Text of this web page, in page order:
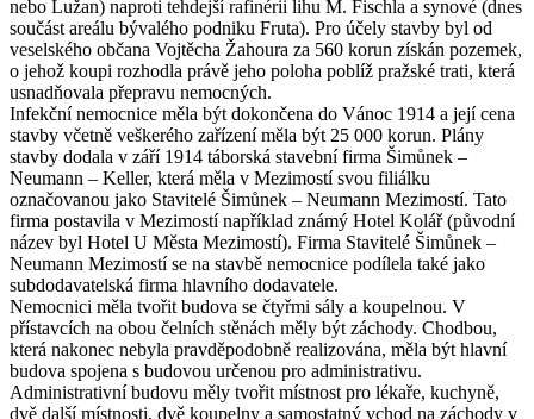
nebo Lužan) naproti tehdejší rafinérii lihu M. Fischla a synové (dnes
součást areálu bývalého podniku Fruta). Pro účely stavby byl od
veselského občana Vojtěcha Žahoura za 560 korun získán pozemek,
o jehož koupi rozhodla právě jeho poloha poblíž pražské trati, která
usnadňovala přepravu nemocných.
Infekční nemocnice měla být dokončena do Vánoc 1914 a její cena
stavby včetně veškerého zařízení měla být 25 000 korun. Plány
stavby dodala v září 1914 táborská stavební firma Šimůnek –
Neumann – Keller, která měla v Mezimostí svou filiálku
označovanou jako Stavitelé Šimůnek – Neumann Mezimostí. Tato
firma postavila v Mezimostí například známý Hotel Kolář (původní
název byl Hotel U Města Mezimostí). Firma Stavitelé Šimůnek –
Neumann Mezimostí se na stavbě nemocnice podílela také jako
subdodavatelská firma hlavního dodavatele.
Nemocnici měla tvořit budova se čtyřmi sály a koupelnou. V
přístavcích na obou čelních stěnách měly být záchody. Chodbou,
která nakonec nebyla pravděpodobně realizována, měla být hlavní
budova spojena s budovou určenou pro administrativu.
Administrativní budovu měly tvořit místnost pro lékaře, kuchyně,
dvě další místnosti, dvě koupelny a samostatný vchod na záchody v